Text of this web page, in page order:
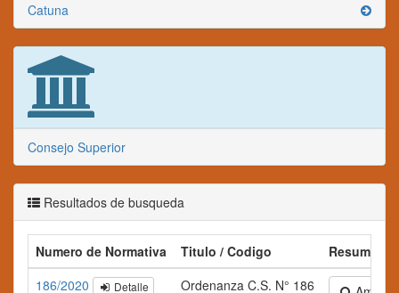
Catuna
Consejo Superior
Resultados de busqueda
Numero de Normativa Titulo / Codigo
Resumen
186/2020
Detalle Ordenanza C.S. N° 186